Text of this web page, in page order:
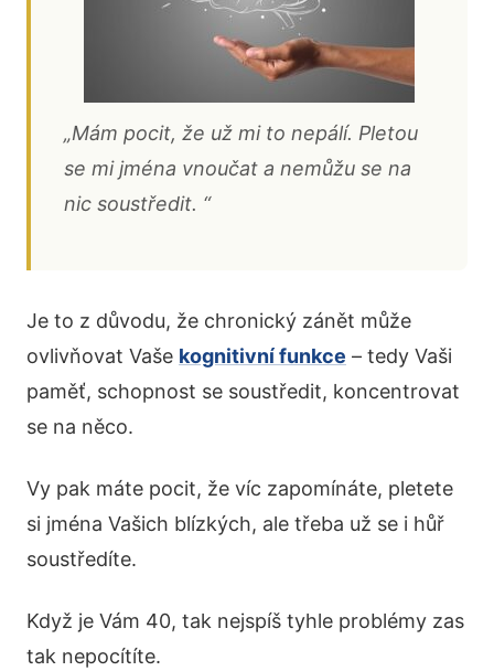
„Mám pocit, že už mi to nepálí. Pletou
se mi jména vnoučat a nemůžu se na
nic soustředit. “
Je to z důvodu, že chronický zánět může
ovlivňovat Vaše kognitivní funkce – tedy Vaši
paměť, schopnost se soustředit, koncentrovat
se na něco.
Vy pak máte pocit, že víc zapomínáte, pletete
si jména Vašich blízkých, ale třeba už se i hůř
soustředíte.
Když je Vám 40, tak nejspíš tyhle problémy zas
tak nepocítíte.